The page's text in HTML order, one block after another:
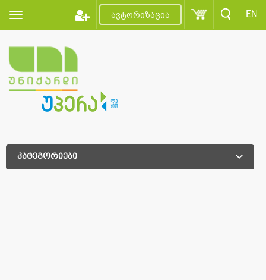
ავტორიზაცია EN
კატეგორიები